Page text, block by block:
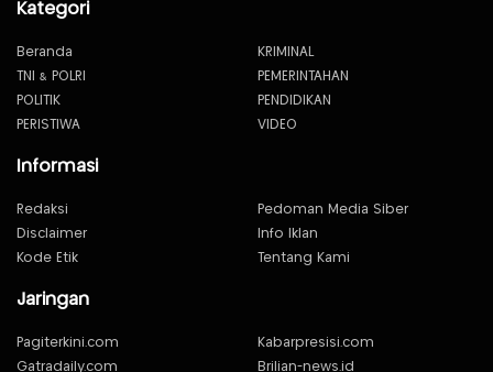
Kategori
Beranda
KRIMINAL
TNI & POLRI
PEMERINTAHAN
POLITIK
PENDIDIKAN
PERISTIWA
VIDEO
Informasi
Redaksi
Pedoman Media Siber
Disclaimer
Info Iklan
Kode Etik
Tentang Kami
Jaringan
Pagiterkini.com
Kabarpresisi.com
Gatradaily.com
Brilian-news.id